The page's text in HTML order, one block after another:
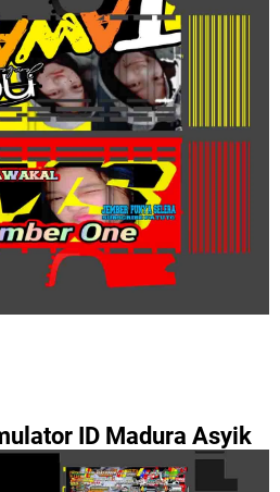
ID Madura Asyik